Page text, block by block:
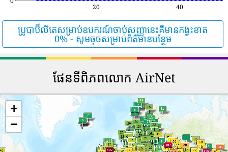
20 40
ប្រូបាប៊ីលីតេសម្រាប់ឧបករណ៍ចាប់សញ្ញានេះគឺមានកង្វះខាត
0% - សូមចុចសម្រាប់ព័ត៌មានបន្ថែម
ផែនទីពិភពលោក AirNet
+
−